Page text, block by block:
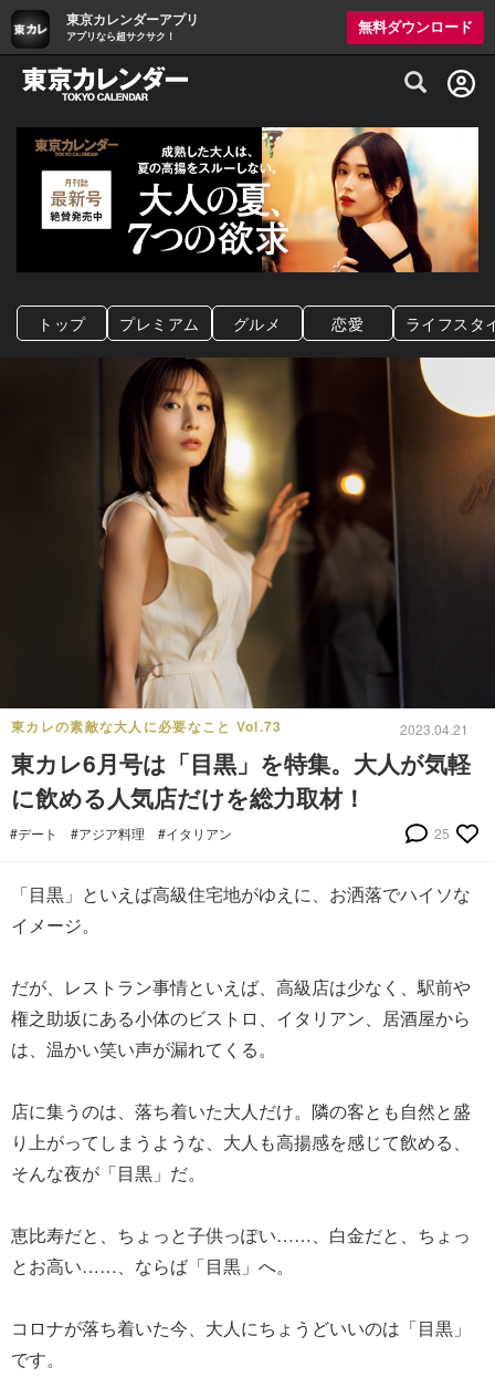
東京カレンダーアプリ
アプリなら超サクサク！
無料ダウンロード
グルメ情報・プレミアムレストラン予約
トップ プレミアム グルメ 恋愛 ライフスタ
東カレの素敵な大人に必要なこと Vol.73 2023.04.21
東カレ6月号は「目黒」を特集。大人が気軽
に飲める人気店だけを総力取材！
#デート #アジア料理 #イタリアン 25
「目黒」といえば高級住宅地がゆえに、お洒落でハイソな
イメージ。
だが、レストラン事情といえば、高級店は少なく、駅前や
権之助坂にある小体のビストロ、イタリアン、居酒屋から
は、温かい笑い声が漏れてくる。
店に集うのは、落ち着いた大人だけ。隣の客とも自然と盛
り上がってしまうような、大人も高揚感を感じて飲める、
そんな夜が「目黒」だ。
恵比寿だと、ちょっと子供っぽい……、白金だと、ちょっ
とお高い……、ならば「目黒」へ。
コロナが落ち着いた今、大人にちょうどいいのは「目黒」
です。